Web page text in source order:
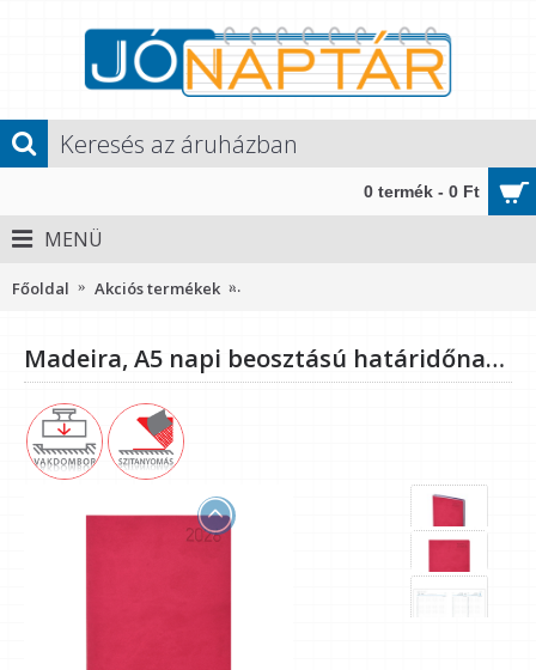
0 termék - 0 Ft
MENÜ
Főoldal Akciós termékek
Madeira, A5 napi beosztású határidőnapló, Rózsa-Lila